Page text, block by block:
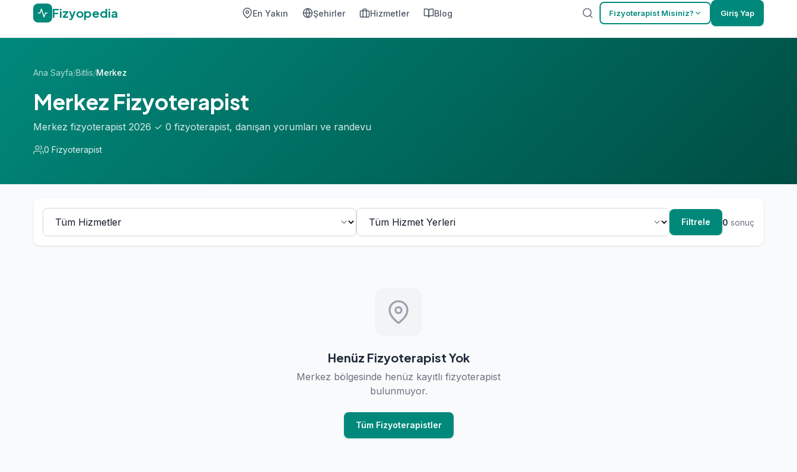
Fizyopedia En Yakın Şehirler Hizmetler Blog Fizyoterapist Misiniz? Giriş Yap
Ana Sayfa/Bitlis/Merkez
Merkez Fizyoterapist
Merkez fizyoterapist 2026 ✓ 0 fizyoterapist, danışan yorumları ve randevu
0 Fizyoterapist
Filtrele 0 sonuç
Henüz Fizyoterapist Yok
Merkez bölgesinde henüz kayıtlı fizyoterapist
bulunmuyor.
Tüm Fizyoterapistler